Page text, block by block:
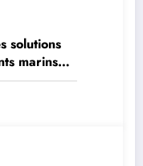
solutions
marins